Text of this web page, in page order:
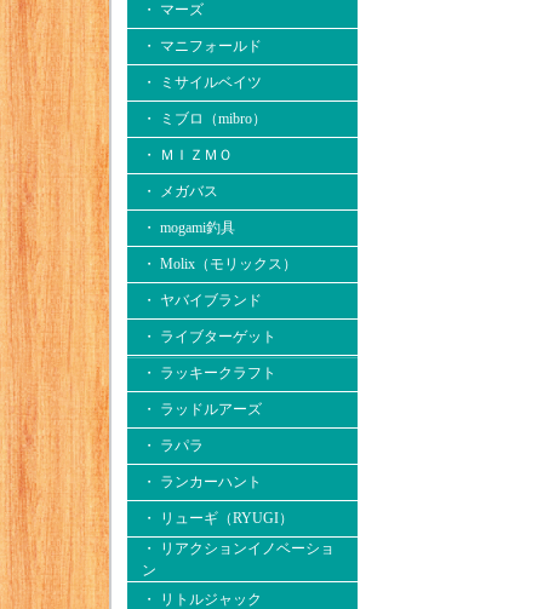
・ マーズ
・ マニフォールド
・ ミサイルベイツ
・ ミブロ（mibro）
・ ＭＩＺＭＯ
・ メガバス
・ mogami釣具
・ Molix（モリックス）
・ ヤバイブランド
・ ライブターゲット
・ ラッキークラフト
・ ラッドルアーズ
・ ラパラ
・ ランカーハント
・ リューギ（RYUGI）
・ リアクションイノベーショ
ン
・ リトルジャック